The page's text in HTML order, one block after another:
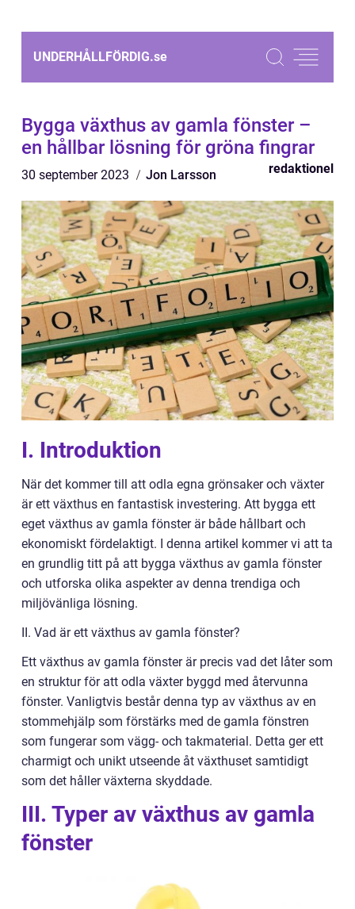
UNDERHÅLLFÖRDIG.se
Bygga växthus av gamla fönster –
en hållbar lösning för gröna fingrar
30 september 2023 Jon Larsson redaktionel
I. Introduktion
När det kommer till att odla egna grönsaker och växter
är ett växthus en fantastisk investering. Att bygga ett
eget växthus av gamla fönster är både hållbart och
ekonomiskt fördelaktigt. I denna artikel kommer vi att ta
en grundlig titt på att bygga växthus av gamla fönster
och utforska olika aspekter av denna trendiga och
miljövänliga lösning.
II. Vad är ett växthus av gamla fönster?
Ett växthus av gamla fönster är precis vad det låter som
en struktur för att odla växter byggd med återvunna
fönster. Vanligtvis består denna typ av växthus av en
stommehjälp som förstärks med de gamla fönstren
som fungerar som vägg- och takmaterial. Detta ger ett
charmigt och unikt utseende åt växthuset samtidigt
som det håller växterna skyddade.
III. Typer av växthus av gamla
fönster